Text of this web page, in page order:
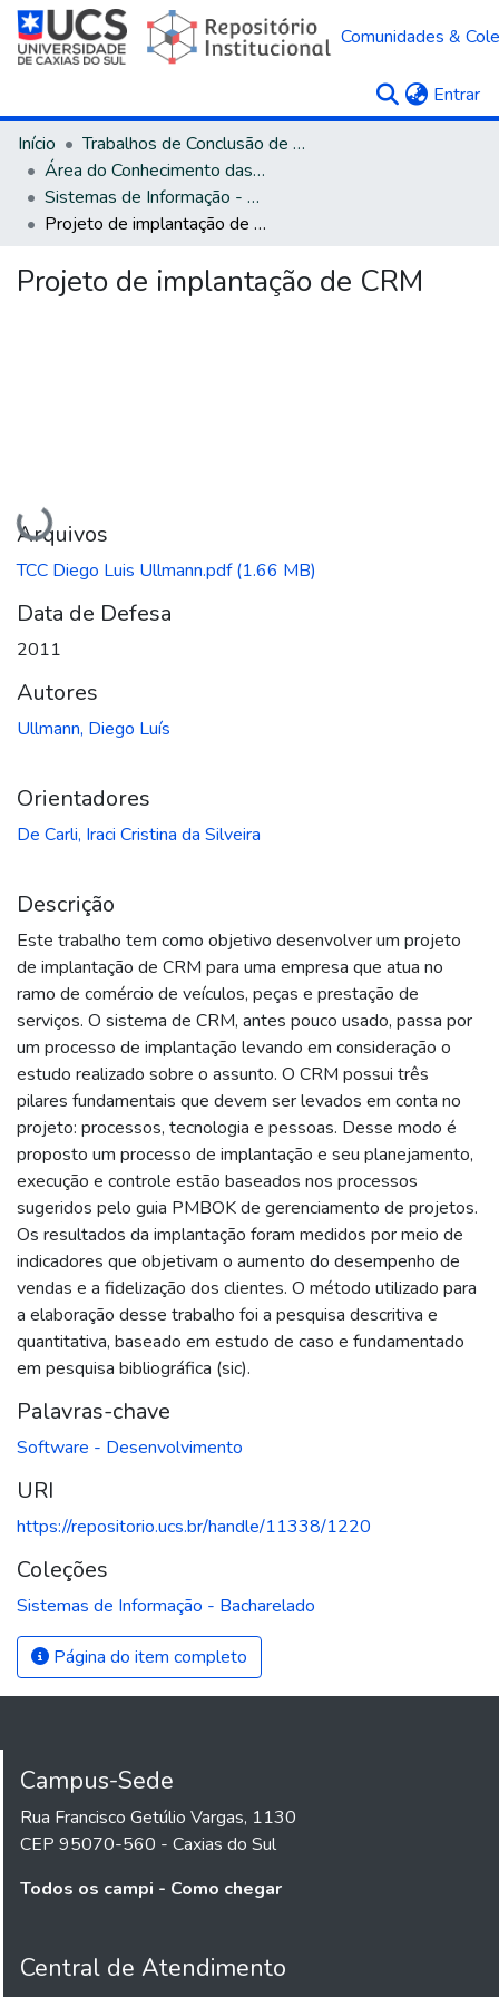
Comunidades &
Entrar
Início
Trabalhos de Conclusão de Curso
Área do Conhecimento das Ciências Exatas e da Terra
Sistemas de Informação - Bacharelado
Projeto de implantação de CRM
Projeto de implantação de CRM
Carregando...
Arquivos
TCC Diego Luis Ullmann.pdf(1.66 MB)
Data de Defesa
2011
Autores
Ullmann, Diego Luís
Orientadores
De Carli, Iraci Cristina da Silveira
Descrição
Este trabalho tem como objetivo desenvolver um projeto
de implantação de CRM para uma empresa que atua no
ramo de comércio de veículos, peças e prestação de
serviços. O sistema de CRM, antes pouco usado, passa por
um processo de implantação levando em consideração o
estudo realizado sobre o assunto. O CRM possui três
pilares fundamentais que devem ser levados em conta no
projeto: processos, tecnologia e pessoas. Desse modo é
proposto um processo de implantação e seu planejamento,
execução e controle estão baseados nos processos
sugeridos pelo guia PMBOK de gerenciamento de projetos.
Os resultados da implantação foram medidos por meio de
indicadores que objetivam o aumento do desempenho de
vendas e a fidelização dos clientes. O método utilizado para
a elaboração desse trabalho foi a pesquisa descritiva e
quantitativa, baseado em estudo de caso e fundamentado
em pesquisa bibliográfica (sic).
Palavras-chave
Software - Desenvolvimento
URI
https://repositorio.ucs.br/handle/11338/1220
Coleções
Sistemas de Informação - Bacharelado
Página do item completo
Campus-Sede
Rua Francisco Getúlio Vargas, 1130
CEP 95070-560 - Caxias do Sul
Todos os campi - Como chegar
Central de Atendimento